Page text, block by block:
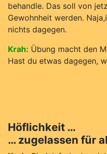
behandle. Das soll von
Gewohnheit werden.
nichts dagegen.
Krah: Übung macht den
Hast du etwas dagegen,
Höflichkeit …
… zugelassen für